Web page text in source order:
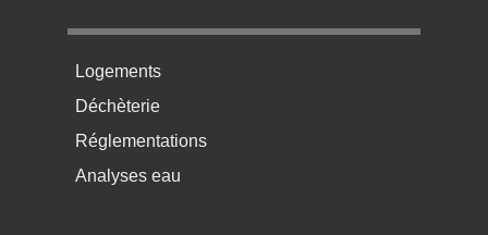
Menu pratique bas de page 2
Logements
Déchèterie
Réglementations
Analyses eau